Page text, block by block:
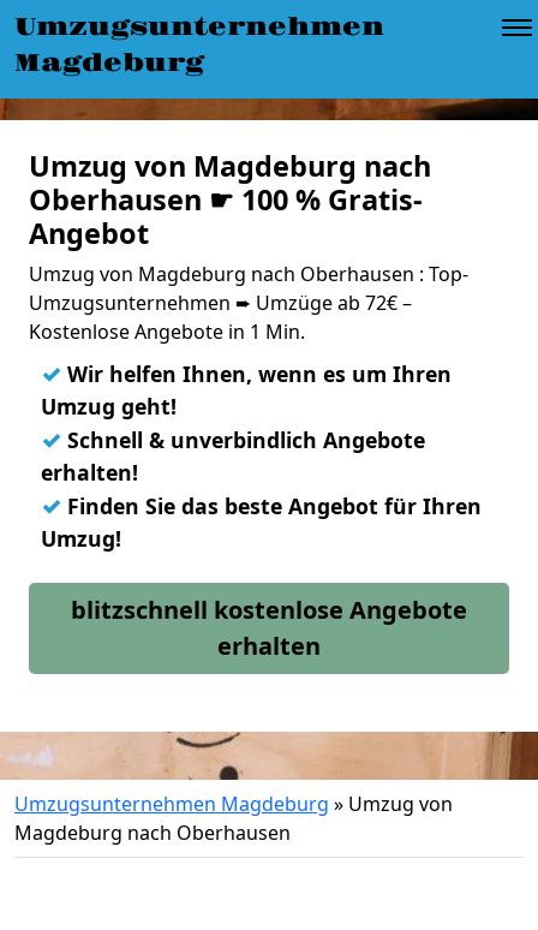
Umzugsunternehmen
Magdeburg
Umzug von Magdeburg nach
Oberhausen ☛ 100 % Gratis-
Angebot
Umzug von Magdeburg nach Oberhausen : Top-
Umzugsunternehmen ➨ Umzüge ab 72€ –
Kostenlose Angebote in 1 Min.
✓ Wir helfen Ihnen, wenn es um Ihren
Umzug geht!
✓ Schnell & unverbindlich Angebote
erhalten!
✓ Finden Sie das beste Angebot für Ihren
Umzug!
blitzschnell kostenlose Angebote
erhalten
Umzugsunternehmen Magdeburg » Umzug von
Magdeburg nach Oberhausen